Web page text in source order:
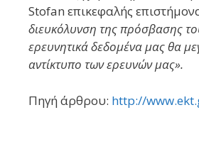
Stofan επικεφαλής
διευκόλυνση της πρόσβασης
ερευνητικά δεδομένα μας θα
αντίκτυπο των ερευνών μας».
Πηγή άρθρου: http://